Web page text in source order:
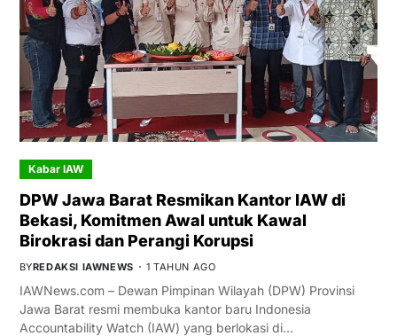
Kabar IAW
DPW Jawa Barat Resmikan Kantor IAW di
Bekasi, Komitmen Awal untuk Kawal
Birokrasi dan Perangi Korupsi
BYREDAKSI IAWNEWS 1 TAHUN AGO
IAWNews.com – Dewan Pimpinan Wilayah (DPW) Provinsi
Jawa Barat resmi membuka kantor baru Indonesia
Accountability Watch (IAW) yang berlokasi di…